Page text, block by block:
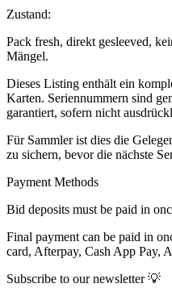
Zustand:
Pack fresh, direkt gesleeved,
Mängel.
Dieses Listing enthält ein
Karten. Seriennummern sind
garantiert, sofern nicht
Für Sammler ist dies die
zu sichern, bevor die nächste
Payment Methods
Bid deposits must be paid in
Final payment can be paid in
card, Afterpay, Cash App Pay,
Subscribe to our newsletter 💡